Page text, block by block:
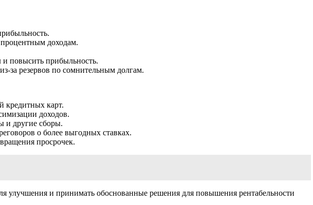
доходам.
повысить прибыльность.
за резервов по сомнительным долгам.
кредитных карт.
доходов.
и другие сборы.
о более выгодных ставках.
просрочек.
улучшения и принимать обоснованные решения для повышения рентабельности